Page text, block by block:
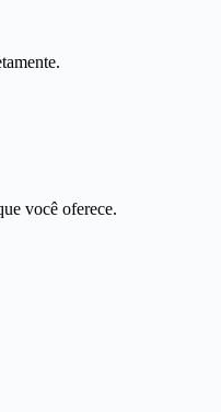
você oferece.